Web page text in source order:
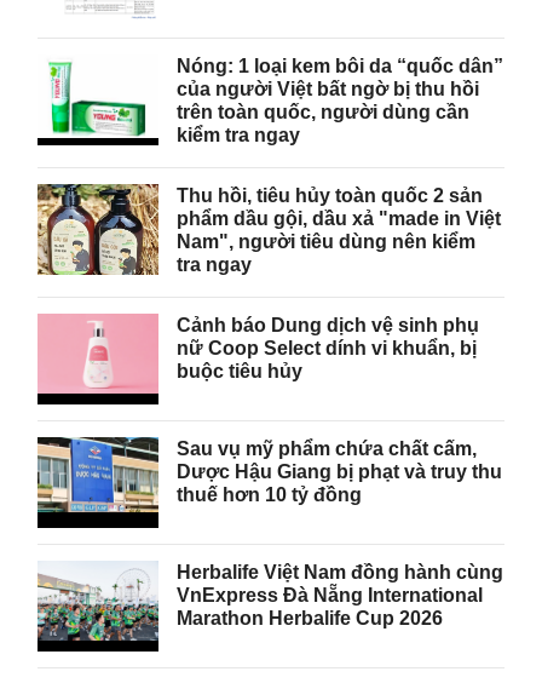
Nóng: 1 loại kem bôi da “quốc dân”
của người Việt bất ngờ bị thu hồi
trên toàn quốc, người dùng cần
kiểm tra ngay
Thu hồi, tiêu hủy toàn quốc 2 sản
phẩm dầu gội, dầu xả "made in Việt
Nam", người tiêu dùng nên kiểm
tra ngay
Cảnh báo Dung dịch vệ sinh phụ
nữ Coop Select dính vi khuẩn, bị
buộc tiêu hủy
Sau vụ mỹ phẩm chứa chất cấm,
Dược Hậu Giang bị phạt và truy thu
thuế hơn 10 tỷ đồng
Herbalife Việt Nam đồng hành cùng
VnExpress Đà Nẵng International
Marathon Herbalife Cup 2026